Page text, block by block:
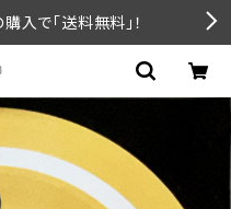
入で「送料無料」！